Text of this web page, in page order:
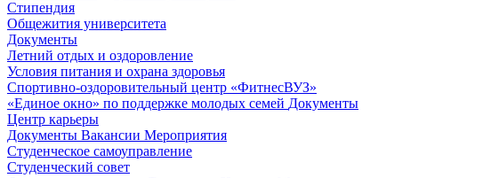
Стипендия
Общежития университета
Документы
Летний отдых и оздоровление
Условия питания и охрана здоровья
Спортивно-оздоровительный центр «ФитнесВУЗ»
«Единое окно» по поддержке молодых семей Документы
Центр карьеры
Документы Вакансии Мероприятия
Студенческое самоуправление
Студенческий совет